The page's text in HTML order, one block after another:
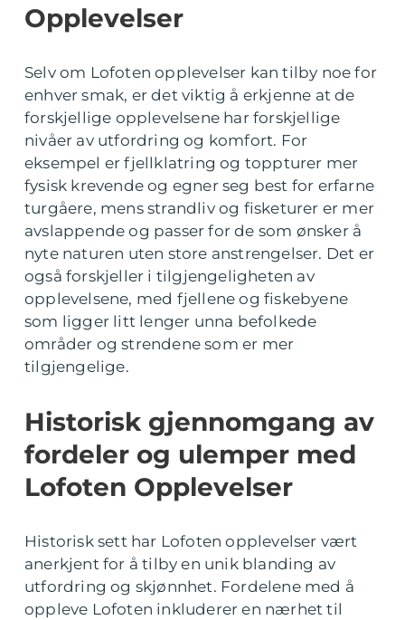
Opplevelser
Selv om Lofoten opplevelser kan tilby noe for
enhver smak, er det viktig å erkjenne at de
forskjellige opplevelsene har forskjellige
nivåer av utfordring og komfort. For
eksempel er fjellklatring og toppturer mer
fysisk krevende og egner seg best for erfarne
turgåere, mens strandliv og fisketurer er mer
avslappende og passer for de som ønsker å
nyte naturen uten store anstrengelser. Det er
også forskjeller i tilgjengeligheten av
opplevelsene, med fjellene og fiskebyene
som ligger litt lenger unna befolkede
områder og strendene som er mer
tilgjengelige.
Historisk gjennomgang av
fordeler og ulemper med
Lofoten Opplevelser
Historisk sett har Lofoten opplevelser vært
anerkjent for å tilby en unik blanding av
utfordring og skjønnhet. Fordelene med å
oppleve Lofoten inkluderer en nærhet til